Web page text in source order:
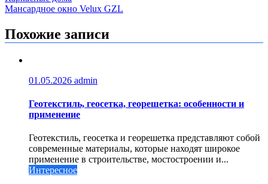
по
записям
Мансардное окно Velux GZL
Похожие записи
01.05.2026 admin
Геотекстиль, геосетка, георешетка: особенности и
применение
Геотекстиль, геосетка и георешетка представляют собой
современные материалы, которые находят широкое
применение в строительстве, мостостроении и...
Интересное